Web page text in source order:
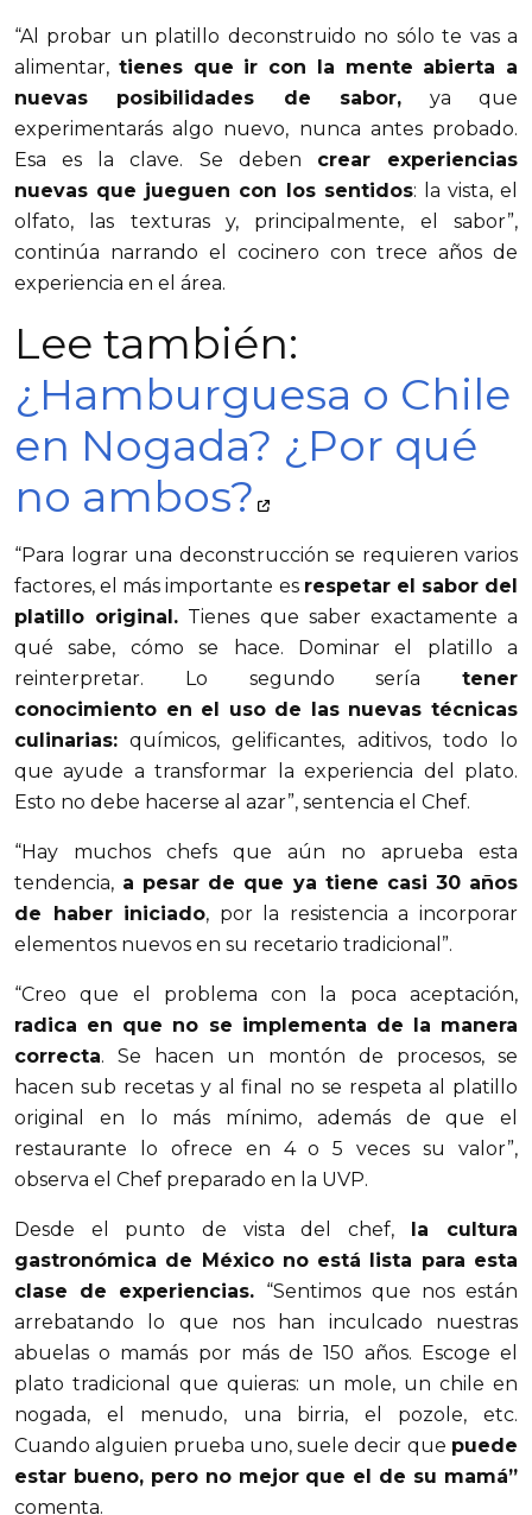
“Al probar un platillo deconstruido no sólo te vas a
alimentar, tienes que ir con la mente abierta a
nuevas posibilidades de sabor, ya que
experimentarás algo nuevo, nunca antes probado.
Esa es la clave. Se deben crear experiencias
nuevas que jueguen con los sentidos: la vista, el
olfato, las texturas y, principalmente, el sabor”,
continúa narrando el cocinero con trece años de
experiencia en el área.
Lee también:
¿Hamburguesa o Chile
en Nogada? ¿Por qué
no ambos?
“Para lograr una deconstrucción se requieren varios
factores, el más importante es respetar el sabor del
platillo original. Tienes que saber exactamente a
qué sabe, cómo se hace. Dominar el platillo a
reinterpretar. Lo segundo sería tener
conocimiento en el uso de las nuevas técnicas
culinarias: químicos, gelificantes, aditivos, todo lo
que ayude a transformar la experiencia del plato.
Esto no debe hacerse al azar”, sentencia el Chef.
“Hay muchos chefs que aún no aprueba esta
tendencia, a pesar de que ya tiene casi 30 años
de haber iniciado, por la resistencia a incorporar
elementos nuevos en su recetario tradicional”.
“Creo que el problema con la poca aceptación,
radica en que no se implementa de la manera
correcta. Se hacen un montón de procesos, se
hacen sub recetas y al final no se respeta al platillo
original en lo más mínimo, además de que el
restaurante lo ofrece en 4 o 5 veces su valor”,
observa el Chef preparado en la UVP.
Desde el punto de vista del chef,la cultura
gastronómica de México no está lista para esta
clase de experiencias. “Sentimos que nos están
arrebatando lo que nos han inculcado nuestras
abuelas o mamás por más de 150 años. Escoge el
plato tradicional que quieras: un mole, un chile en
nogada, el menudo, una birria, el pozole, etc.
Cuando alguien prueba uno, suele decir que puede
estar bueno, pero no mejor que el de su mamá”
comenta.